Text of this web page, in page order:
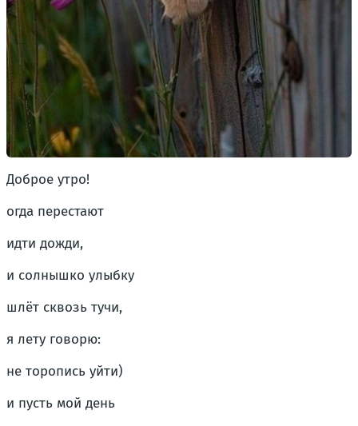
Доброе утро!
огда перестают
идти дожди,
и солнышко улыбку
шлёт сквозь тучи,
я лету говорю:
не торопись уйти)
и пусть мой день